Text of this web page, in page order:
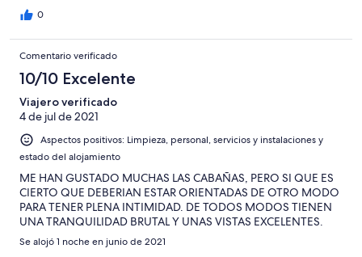
0
Comentario verificado
10/10 Excelente
Viajero verificado
4 de jul de 2021
Aspectos positivos: Limpieza, personal, servicios y instalaciones y
estado del alojamiento
ME HAN GUSTADO MUCHAS LAS CABAÑAS, PERO SI QUE ES
CIERTO QUE DEBERIAN ESTAR ORIENTADAS DE OTRO MODO
PARA TENER PLENA INTIMIDAD. DE TODOS MODOS TIENEN
UNA TRANQUILIDAD BRUTAL Y UNAS VISTAS EXCELENTES.
Se alojó 1 noche en junio de 2021